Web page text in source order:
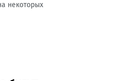
некоторых